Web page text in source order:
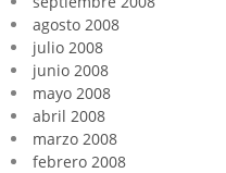
agosto 2008
julio 2008
junio 2008
mayo 2008
abril 2008
marzo 2008
febrero 2008